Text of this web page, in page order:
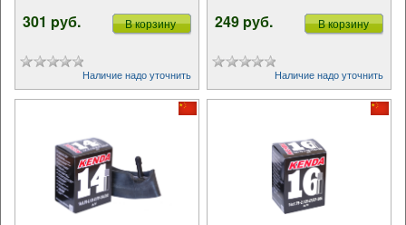
301 pуб. В корзину
Наличие надо уточнить
249 pуб. В корзину
Наличие надо уточнить